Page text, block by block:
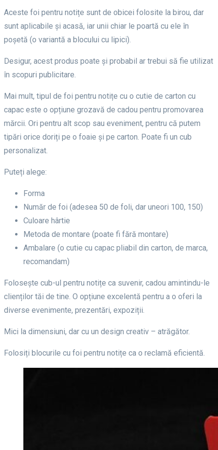
Aceste foi pentru notițe sunt de obicei folosite la birou, dar
sunt aplicabile și acasă, iar unii chiar le poartă cu ele în
poșetă (o variantă a blocului cu lipici).
Desigur, acest produs poate și probabil ar trebui să fie utilizat
în scopuri publicitare.
Mai mult, tipul de foi pentru notițe cu o cutie de carton cu
capac este o opțiune grozavă de cadou pentru promovarea
mărcii. Ori pentru alt scop sau eveniment, pentru că putem
tipări orice doriți pe o foaie și pe carton. Poate fi un cub
personalizat.
Puteți alege:
Forma
Număr de foi (adesea 50 de foli, dar uneori 100, 150)
Culoare hârtie
Metoda de montare (poate fi fără montare)
Ambalare (o cutie cu capac pliabil din carton, de marca,
recomandam)
Folosește cub-ul pentru notițe ca suvenir, cadou amintindu-le
clienților tăi de tine. O opțiune excelentă pentru a o oferi la
diverse evenimente, prezentări, expoziții.
Mici la dimensiuni, dar cu un design creativ – atrăgător.
Folosiți blocurile cu foi pentru notițe ca o reclamă eficientă.